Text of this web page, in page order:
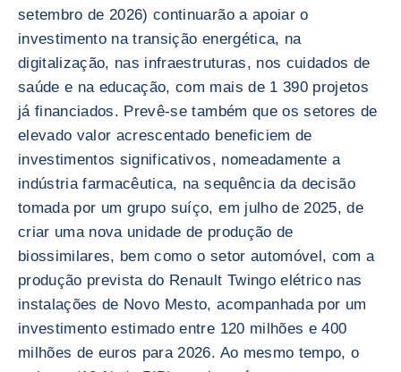
setembro de 2026) continuarão a apoiar o
investimento na transição energética, na
digitalização, nas infraestruturas, nos cuidados de
saúde e na educação, com mais de 1 390 projetos
já financiados. Prevê-se também que os setores de
elevado valor acrescentado beneficiem de
investimentos significativos, nomeadamente a
indústria farmacêutica, na sequência da decisão
tomada por um grupo suíço, em julho de 2025, de
criar uma nova unidade de produção de
biossimilares, bem como o setor automóvel, com a
produção prevista do Renault Twingo elétrico nas
instalações de Novo Mesto, acompanhada por um
investimento estimado entre 120 milhões e 400
milhões de euros para 2026. Ao mesmo tempo, o